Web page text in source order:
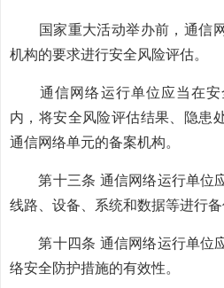
国家重大活动举办前，通信网
机构的要求进行安全风险评估。
通信网络运行单位应当在安
内，将安全风险评估结果、隐患
通信网络单元的备案机构。
第十三条 通信网络运行单位
线路、设备、系统和数据等进行备
第十四条 通信网络运行单位
络安全防护措施的有效性。